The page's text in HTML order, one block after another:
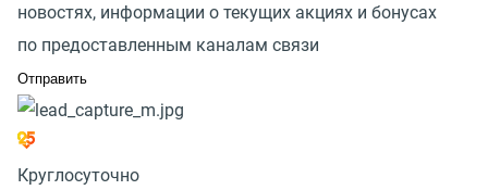
новостях, информации о текущих акциях и бонусах
по предоставленным каналам связи
Круглосуточно